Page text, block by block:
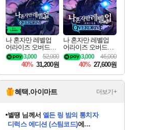
나 혼자만 레벨업
어라이즈 오버드라
이브 디럭스 에디션
Solo Leveling Arise
Overdrive Deluxe Edi
tion
52,000
3,000
40% 31,200원
나 혼자만 레벨업
어라이즈 오버드라
이브 Solo Leveling A
rise
46,000
3,000
40% 27,600원
혜택.아이마트 더보기+
별땡 님께서 엘든 링 밤의 통치자
디럭스 에디션 (스팀코드)에